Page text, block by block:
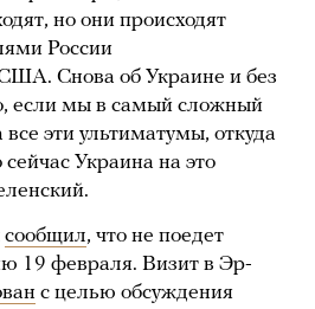
но они происходят
России
Снова об Украине и без
если мы в самый сложный
эти ультиматумы, откуда
Украина на это
сообщил, что не поедет
19 февраля. Визит в Эр-
с целью обсуждения